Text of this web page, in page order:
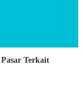
Terkait